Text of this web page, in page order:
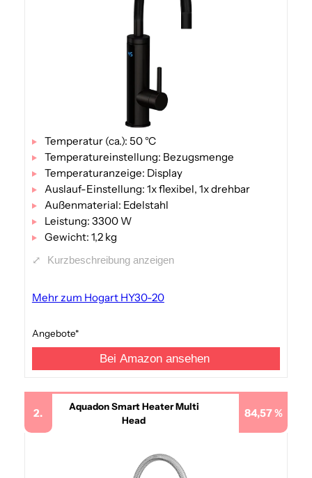
Temperatur (ca.): 50 °C
Temperatureinstellung: Bezugsmenge
Temperaturanzeige: Display
Auslauf-Einstellung: 1x flexibel, 1x drehbar
Außenmaterial: Edelstahl
Leistung: 3300 W
Gewicht: 1,2 kg
⤢ Kurzbeschreibung anzeigen
Mehr zum Hogart HY30-20
Angebote*
Bei Amazon ansehen
2.
Aquadon Smart Heater Multi
Head
84,57 %